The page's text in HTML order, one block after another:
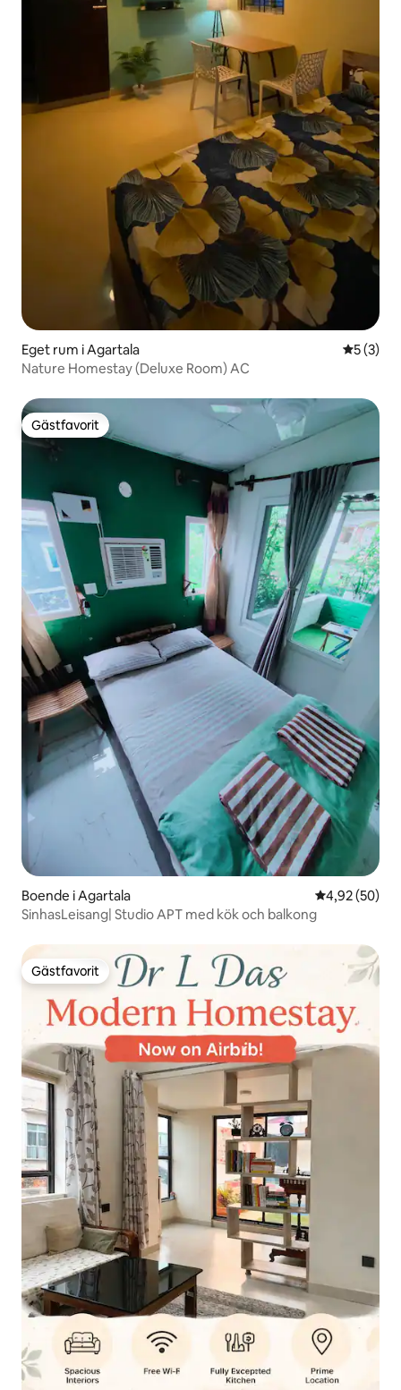
Eget rum i Agartala 5 av 5 i
5 (3)
Nature Homestay (Deluxe Room) AC
Gästfavorit
Gästfavorit
Boende i Agartala 4,92 av 5 i
4,92 (50)
SinhasLeisang| Studio APT med kök och balkong
Gästfavorit
Gästfavorit